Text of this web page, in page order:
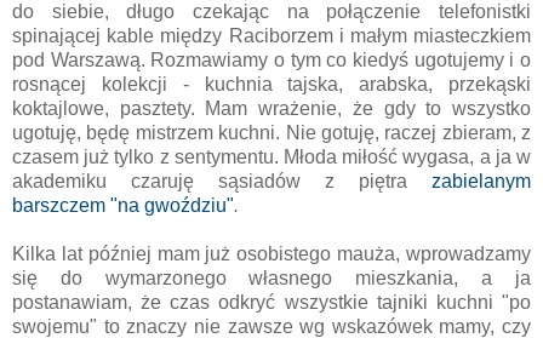
do siebie, długo czekając na połączenie telefonistki
spinającej kable między Raciborzem i małym miasteczkiem
pod Warszawą. Rozmawiamy o tym co kiedyś ugotujemy i o
rosnącej kolekcji - kuchnia tajska, arabska, przekąski
koktajlowe, pasztety. Mam wrażenie, że gdy to wszystko
ugotuję, będę mistrzem kuchni. Nie gotuję, raczej zbieram, z
czasem już tylko z sentymentu. Młoda miłość wygasa, a ja w
akademiku czaruję sąsiadów z piętra zabielanym
barszczem "na gwoździu".
Kilka lat później mam już osobistego mauża, wprowadzamy
się do wymarzonego własnego mieszkania, a ja
postanawiam, że czas odkryć wszystkie tajniki kuchni "po
swojemu" to znaczy nie zawsze wg wskazówek mamy, czy